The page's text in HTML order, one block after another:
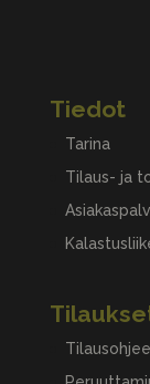
Tiedot
Tarina
Tilaus- ja